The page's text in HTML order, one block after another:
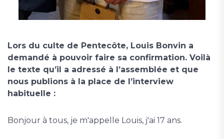
Lors du culte de Pentecôte, Louis Bonvin a
demandé à pouvoir faire sa confirmation. Voilà
le texte qu’il a adressé à l’assemblée et que
nous publions à la place de l’interview
habituelle :
Bonjour à tous, je m'appelle Louis, j'ai 17 ans.